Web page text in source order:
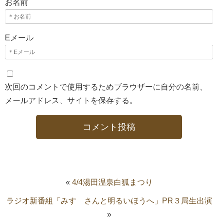
お名前
Eメール
次回のコメントで使用するためブラウザーに自分の名前、
メールアドレス、サイトを保存する。
« 4/4湯田温泉白狐まつり
ラジオ新番組「みすゞさんと明るいほうへ」PR３局生出演
»